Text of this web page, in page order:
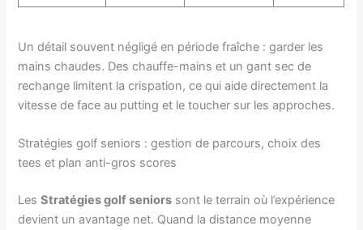
Un détail souvent négligé en période fraîche : garder les
mains chaudes. Des chauffe-mains et un gant sec de
rechange limitent la crispation, ce qui aide directement la
vitesse de face au putting et le toucher sur les approches.
Stratégies golf seniors : gestion de parcours, choix des
tees et plan anti-gros scores
LesStratégies golf seniors sont le terrain où l’expérience
devient un avantage net. Quand la distance moyenne